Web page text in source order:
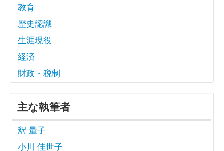
教育
歴史認識
生涯現役
経済
財政・税制
主な執筆者
釈 量子
小川 佳世子